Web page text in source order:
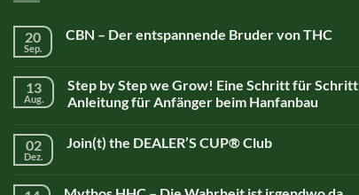
20
Sep.
CBN – Der entspannende Bruder von THC
13
Aug.
Step by Step we Grow! Eine Schritt für Schritt
Anleitung für Anfänger beim Hanfanbau
02
Dez.
Join(t) the DEALER’S CUP® Club